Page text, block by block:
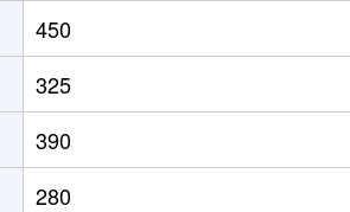
450
325
390
280